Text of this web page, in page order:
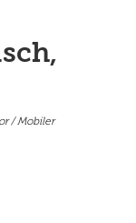
/ Mobiler